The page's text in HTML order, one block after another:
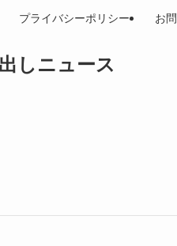
しニュース
プライバシーポリシー お